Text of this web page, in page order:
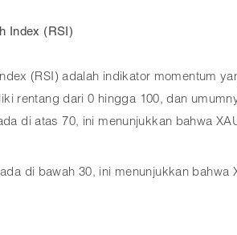
Index (RSI)
(RSI) adalah indikator momentum
rentang dari 0 hingga 100, dan
di atas 70, ini menunjukkan bahwa
di bawah 30, ini menunjukkan